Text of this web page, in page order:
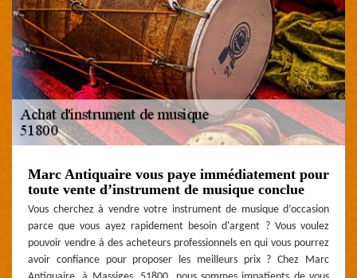
Marc Antiquaire vous paye immédiatement pour
toute vente d’instrument de musique conclue
Vous cherchez à vendre votre instrument de musique d’occasion
parce que vous ayez rapidement besoin d'argent ? Vous voulez
pouvoir vendre à des acheteurs professionnels en qui vous pourrez
avoir confiance pour proposer les meilleurs prix ? Chez Marc